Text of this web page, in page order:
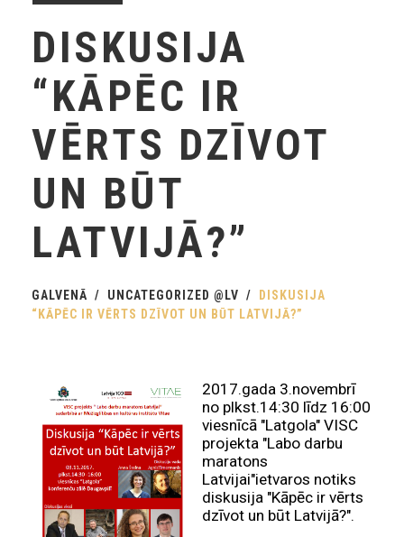
DISKUSIJA
“KĀPĒC IR
VĒRTS DZĪVOT
UN BŪT
LATVIJĀ?”
GALVENĀ UNCATEGORIZED @LV
DISKUSIJA
“KĀPĒC IR VĒRTS DZĪVOT UN BŪT LATVIJĀ?”
2017.gada 3.novembrī
no plkst.14:30 līdz 16:00
viesnīcā "Latgola" VISC
projekta "Labo darbu
maratons
Latvijai"ietvaros notiks
diskusija "Kāpēc ir vērts
dzīvot un būt Latvijā?".